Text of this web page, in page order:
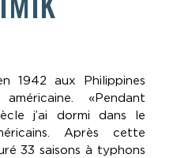
1942 aux Philippines
«Pendant
j’ai dormi dans le
Après cette
33 saisons à typhons